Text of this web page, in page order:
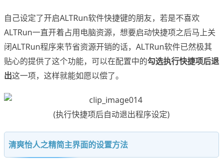
自己设定了开启ALTRun软件快捷键的朋友，若是不喜欢
ALTRun一直开着占用电脑资源，想要启动快捷项之后马上关
闭ALTRun程序来节省资源开销的话，ALTRun软件已然极其
贴心的提供了这个功能，可以在配置中的勾选执行快捷项后退
出这一项，这样就能如愿以偿了。
(执行快捷项后自动退出程序设定)
清爽怡人之精简主界面的设置方法